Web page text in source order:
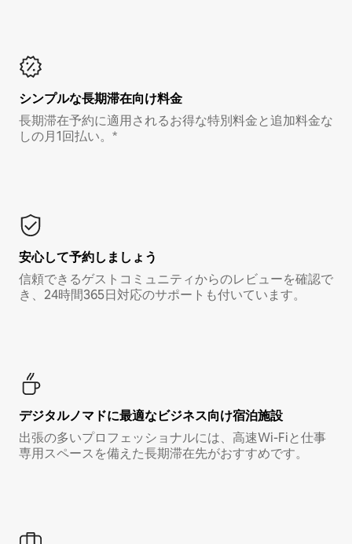
シンプルな長期滞在向け料金
長期滞在予約に適用されるお得な特別料金と追加料金な
しの月1回払い。*
安心して予約しましょう
信頼できるゲストコミュニティからのレビューを確認で
き、24時間365日対応のサポートも付いています。
デジタルノマド⁠に最⁠適⁠なビ⁠ジ⁠ネ⁠ス⁠向⁠け宿⁠泊⁠施⁠設
出張の多いプロフェッショナルには、高速Wi-Fiと仕事
専用スペースを備えた長期滞在先がおすすめです。